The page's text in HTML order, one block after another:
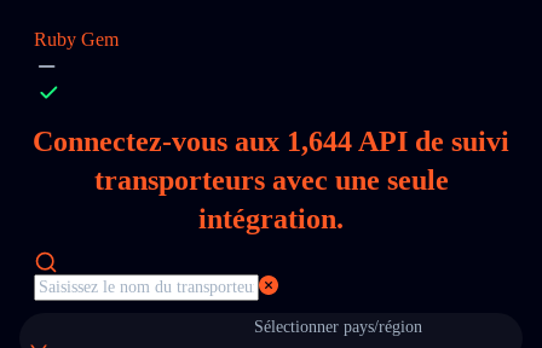
Ruby Gem
Connectez‑vous aux 1,644 API de suivi
transporteurs avec une seule
intégration.
Sélectionner pays/région